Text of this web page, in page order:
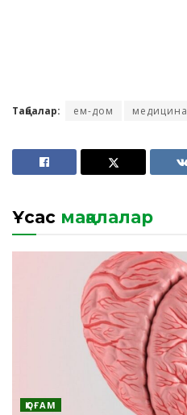
Таңбалар: ем-дом медицина
Ұқсас мақалалар
ҚОҒАМ